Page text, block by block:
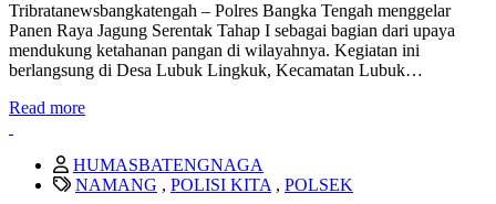
Tribratanewsbangkatengah – Polres Bangka Tengah menggelar
Panen Raya Jagung Serentak Tahap I sebagai bagian dari upaya
mendukung ketahanan pangan di wilayahnya. Kegiatan ini
berlangsung di Desa Lubuk Lingkuk, Kecamatan Lubuk…
Read more
HUMASBATENGNAGA
NAMANG , POLISI KITA , POLSEK